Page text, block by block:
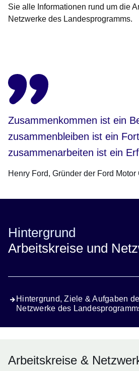
Sie alle Informationen rund um die
Netzwerke des Landesprogramms.
Zusammenkommen ist ein
zusammenbleiben ist ein
zusammenarbeiten ist ein
Henry Ford Gründer der Ford Motor
Hintergrund
Arbeitskreise und
Hintergrund, Ziele & Aufgaben
Netzwerke des
Arbeitskreise &